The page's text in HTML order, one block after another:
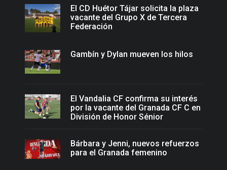
El CD Huétor Tájar solicita la plaza
vacante del Grupo X de Tercera
Federación
Gambín y Dylan mueven los hilos
El Vandalia CF confirma su interés
por la vacante del Granada CF C en
División de Honor Sénior
Bárbara y Jenni, nuevos refuerzos
para el Granada femenino